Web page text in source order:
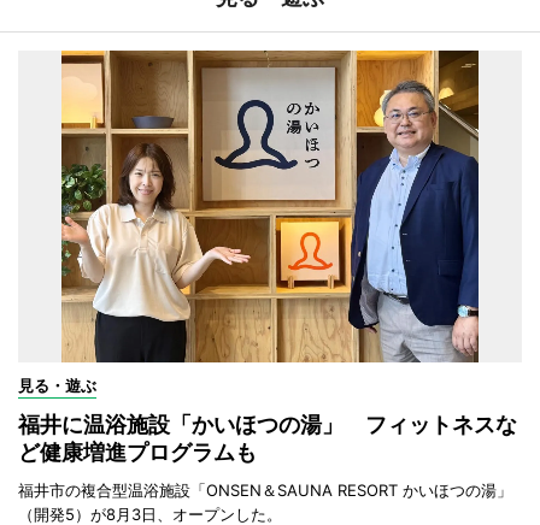
見る・遊ぶ
福井に温浴施設「かいほつの湯」 フィットネスな
ど健康増進プログラムも
福井市の複合型温浴施設「ONSEN＆SAUNA RESORT かいほつの湯」
（開発5）が8月3日、オープンした。